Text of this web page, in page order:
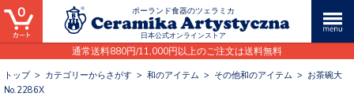
ポーランド食器のツェラミカ
日本公式オンラインストア
通常送料880円/11,000円以上のご注文は送料無料
0
トップ> カテゴリーからさがす > 和のアイテム > その他和のアイテム > お茶碗大
No.2286X